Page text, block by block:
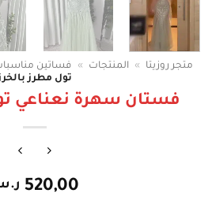
متجر روزيتا » المنتجات » فساتين
تول مطرز
فستان سهرة نعناعي
520,00